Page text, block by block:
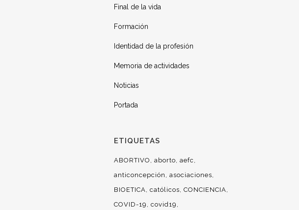
Final de la vida
Formación
Identidad de la profesión
Memoria de actividades
Noticias
Portada
ETIQUETAS
ABORTIVO aborto aefc
anticoncepción
asociaciones
BIOETICA católicos CONCIENCIA
COVID-19
covid19